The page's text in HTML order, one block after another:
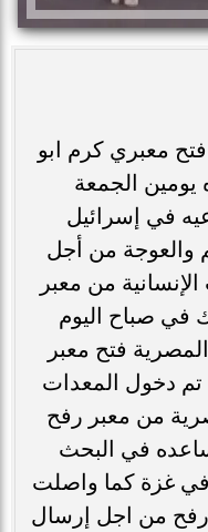
معبري كرم ابو
يومين الجمعة
في إسرائيل
والعوجة من أجل
من معبر
في صباح اليوم
فتح معبر
دخول المعدات
من معبر رفح
في البحث
في غزة كما واصلت
من اجل إرسال